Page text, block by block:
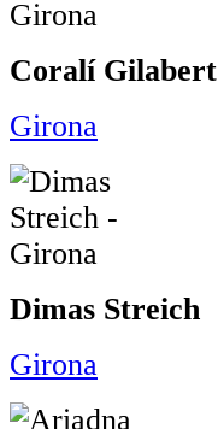
Coralí Gilabert
Girona
Dimas Streich
Girona